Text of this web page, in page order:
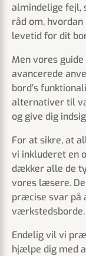
almindelige fejl,
råd om,
levetid for dit
Men vores
avancerede
bord’s
alternativer til
og give dig
For at sikre, at
vi inkluderet en
dækker alle de
vores læsere.
præcise svar på
værkstedsborde.
Endelig vil vi
hjælpe dig med